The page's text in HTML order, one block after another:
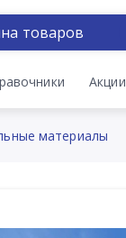
товаров
Акции
материалы